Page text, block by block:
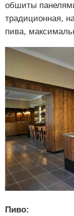
обшиты
традиционная,
пива,
Пиво: